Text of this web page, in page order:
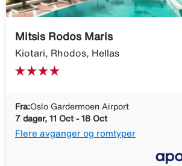
Mitsis Rodos Maris
Kiotari, Rhodos, Hellas
Fra:Oslo Gardermoen Airport
7 dager, 11 Oct - 18 Oct
Flere avganger og romtyper